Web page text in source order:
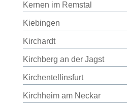
Kernen im Remstal
Kiebingen
Kirchardt
Kirchberg an der Jagst
Kirchentellinsfurt
Kirchheim am Neckar